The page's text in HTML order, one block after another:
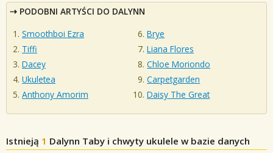
PODOBNI ARTYŚCI DO DALYNN
Smoothboi Ezra
Tiffi
Dacey
Ukuletea
Anthony Amorim
Brye
Liana Flores
Chloe Moriondo
Carpetgarden
Daisy The Great
Istnieją 1 Dalynn Taby i chwyty ukulele w bazie danych